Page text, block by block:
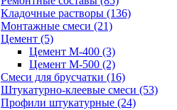
Кладочные растворы (136)
Монтажные смеси (21)
Цемент (5)
Цемент М-400 (3)
Цемент М-500 (2)
Смеси для брусчатки (16)
Штукатурно-клеевые смеси (53)
Профили штукатурные (24)